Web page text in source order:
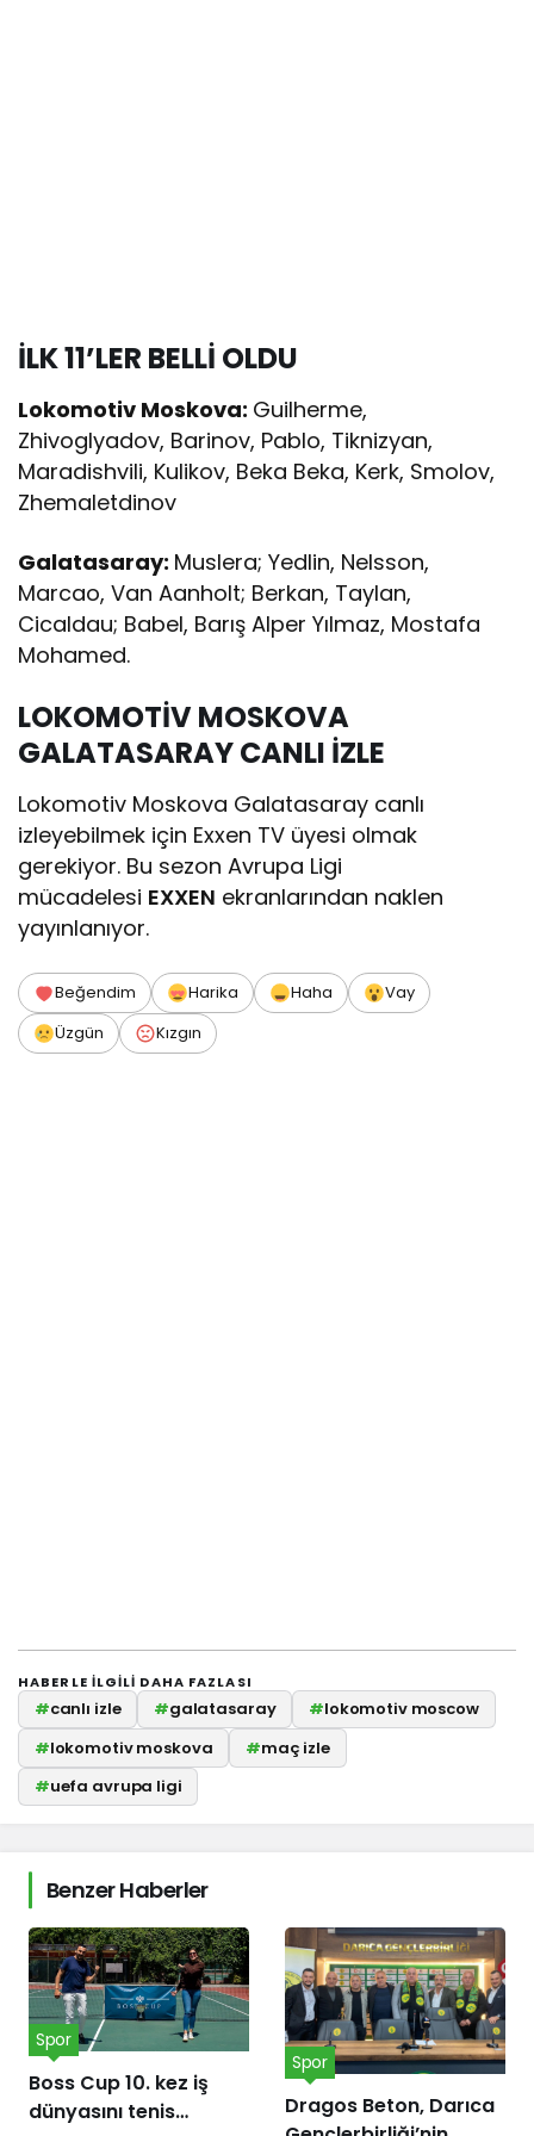
İLK 11’LER BELLİ OLDU
Lokomotiv Moskova: Guilherme,
Zhivoglyadov, Barinov, Pablo, Tiknizyan,
Maradishvili, Kulikov, Beka Beka, Kerk, Smolov,
Zhemaletdinov
Galatasaray: Muslera; Yedlin, Nelsson,
Marcao, Van Aanholt; Berkan, Taylan,
Cicaldau; Babel, Barış Alper Yılmaz, Mostafa
Mohamed.
LOKOMOTİV MOSKOVA
GALATASARAY CANLI İZLE
Lokomotiv Moskova Galatasaray canlı
izleyebilmek için Exxen TV üyesi olmak
gerekiyor. Bu sezon Avrupa Ligi
mücadelesi EXXEN ekranlarından naklen
yayınlanıyor.
Beğendim Harika Haha
Vay
Üzgün
Kızgın
HABERLE ILGILI DAHA FAZLASI
#canlı izle #galatasaray #lokomotiv moscow
#lokomotiv moskova #maç izle
#uefa avrupa ligi
Benzer Haberler
Boss Cup 10. kez iş
dünyasını tenis
Spor
Dragos Beton, Darıca
Spor